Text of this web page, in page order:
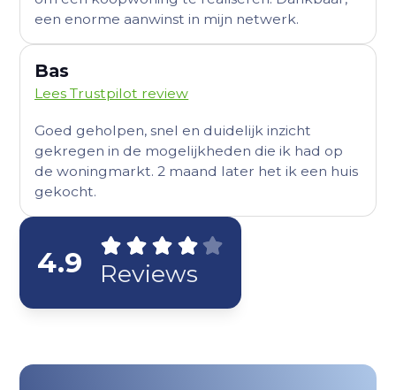
een enorme aanwinst in mijn netwerk.
Bas
Lees Trustpilot review
Goed geholpen, snel en duidelijk inzicht
gekregen in de mogelijkheden die ik had op
de woningmarkt. 2 maand later het ik een huis
gekocht.
4.9 Reviews